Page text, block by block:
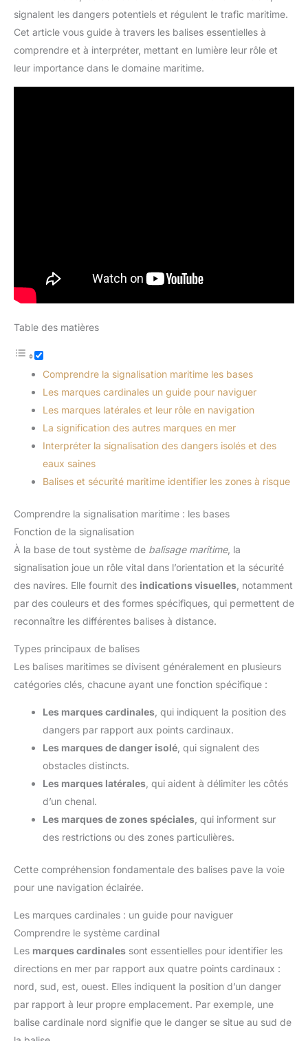
signalent les dangers potentiels et régulent le trafic maritime.
Cet article vous guide à travers les balises essentielles à
comprendre et à interpréter, mettant en lumière leur rôle et
leur importance dans le domaine maritime.
Table des matières
Comprendre la signalisation maritime les bases
Les marques cardinales un guide pour naviguer
Les marques latérales et leur rôle en navigation
La signification des autres marques en mer
Interpréter la signalisation des dangers isolés et des
eaux saines
Balises et sécurité maritime identifier les zones à risque
Comprendre la signalisation maritime : les bases
Fonction de la signalisation
À la base de tout système de balisage maritime, la
signalisation joue un rôle vital dans l’orientation et la sécurité
des navires. Elle fournit des indications visuelles , notamment
par des couleurs et des formes spécifiques, qui permettent de
reconnaître les différentes balises à distance.
Types principaux de balises
Les balises maritimes se divisent généralement en plusieurs
catégories clés, chacune ayant une fonction spécifique :
Les marques cardinales , qui indiquent la position des
dangers par rapport aux points cardinaux.
Les marques de danger isolé , qui signalent des
obstacles distincts.
Les marques latérales , qui aident à délimiter les côtés
d’un chenal.
Les marques de zones spéciales , qui informent sur
des restrictions ou des zones particulières.
Cette compréhension fondamentale des balises pave la voie
pour une navigation éclairée.
Les marques cardinales : un guide pour naviguer
Comprendre le système cardinal
Les marques cardinales sont essentielles pour identifier les
directions en mer par rapport aux quatre points cardinaux :
nord, sud, est, ouest. Elles indiquent la position d’un danger
par rapport à leur propre emplacement. Par exemple, une
balise cardinale nord signifie que le danger se situe au sud de